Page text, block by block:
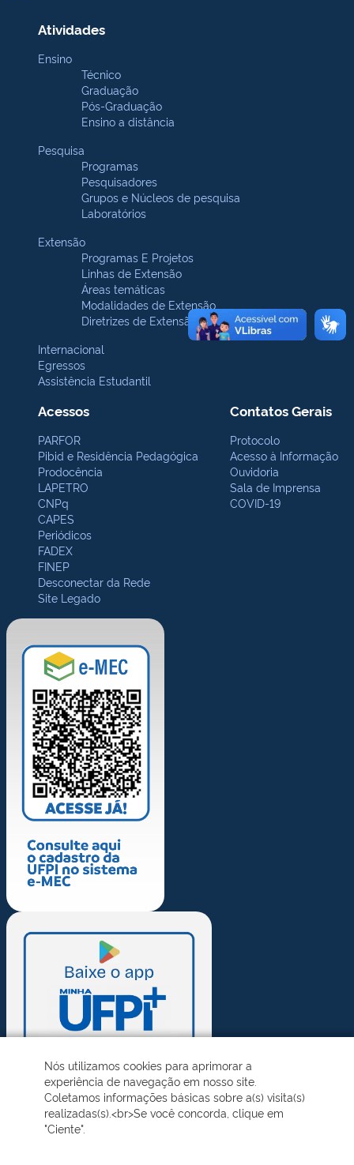
Atividades
Ensino
Técnico
Graduação
Pós-Graduação
Ensino a distância
Pesquisa
Programas
Pesquisadores
Grupos e Núcleos de pesquisa
Laboratórios
Extensão
Programas E Projetos
Linhas de Extensão
Áreas temáticas
Modalidades de Extensão
Diretrizes de Extensão
Internacional
Egressos
Assistência Estudantil
Acessos
PARFOR
Pibid e Residência Pedagógica
Prodocência
LAPETRO
CNPq
CAPES
Periódicos
FADEX
FINEP
Desconectar da Rede
Site Legado
Contatos Gerais
Protocolo
Acesso à Informação
Ouvidoria
Sala de Imprensa
COVID-19
Nós utilizamos cookies para aprimorar a
experiência de navegação em nosso site.
Coletamos informações básicas sobre a(s) visita(s)
realizadas(s).<br>Se você concorda, clique em
"Ciente".